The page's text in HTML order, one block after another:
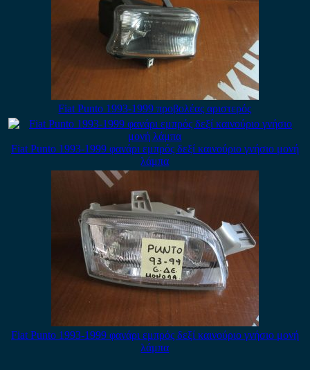
Fiat Punto 1993-1999 προβολέας αριστερός
Fiat Punto 1993-1999 φανάρι εμπρός δεξί καινούριο γνήσιο μονή
λάμπα
Fiat Punto 1993-1999 φανάρι εμπρός δεξί καινούριο γνήσιο μονή
λάμπα